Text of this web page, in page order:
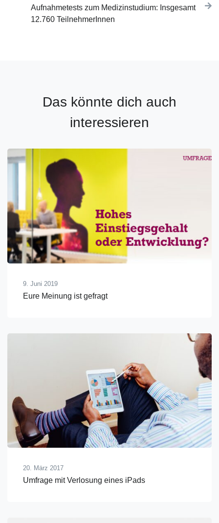
Nächster Beitrag:
Aufnahmetests zum Medizinstudium: Insgesamt
12.760 TeilnehmerInnen
Das könnte dich auch
interessieren
9. Juni 2019
Eure Meinung ist gefragt
20. März 2017
Umfrage mit Verlosung eines iPads